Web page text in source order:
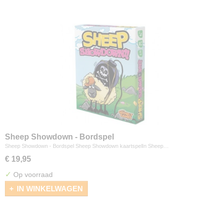
Sheep Showdown - Bordspel
Sheep Showdown - Bordspel Sheep Showdown kaartspelIn Sheep…
€ 19,95
✓ Op voorraad
IN WINKELWAGEN